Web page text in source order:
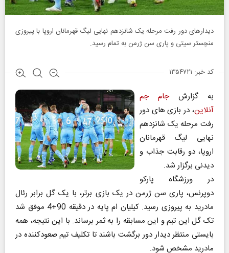
دیدارهای دور رفت مرحله یک شانزدهم نهایی لیگ قهرمانان اروپا با پیروزی
منچستر سیتی و پاری سن ژرمن به تمام رسید.
کد خبر: ۱۳۵۴۷۲۱
به گزارشجام جم
آنلاین، در بازی های دور
رفت مرحله یک شانزدهم
نهایی لیگ قهرمانان
اروپا، دو رقابت جذاب و
دیدنی برگزار شد.
در ورزشگاه پارکو
دوپرنس، پاری سن ژرمن در یک بازی برتر، با یک گل برابر رئال
مادرید به پیروزی رسید. کیلیان ام پایه در دقیقه 90+4 موفق شد
تک گل این تیم و این مسابقه را به ثمر برساند. با این نتیجه، همه
بایستی منتظر دیدار دور برگشت باشند تا تکلیف تیم صعودکننده در
مادرید مشخص شود.